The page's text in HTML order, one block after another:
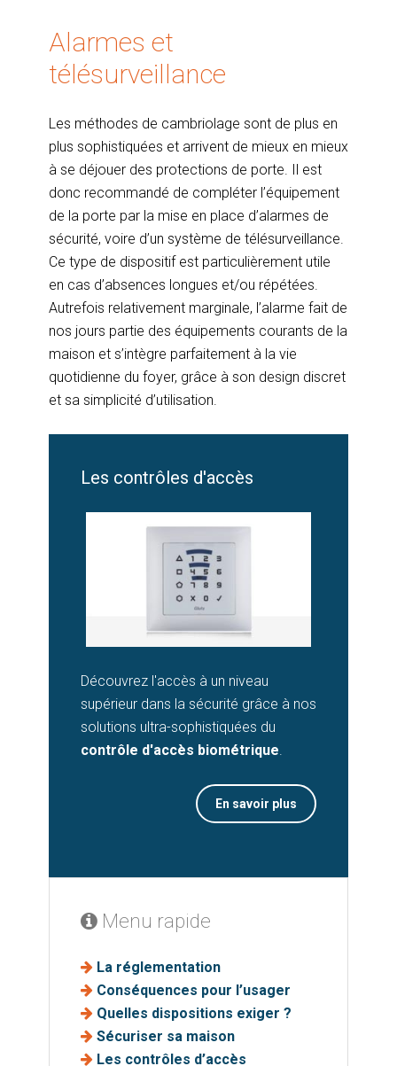
Alarmes et
télésurveillance
Les méthodes de cambriolage sont de plus en
plus sophistiquées et arrivent de mieux en mieux
à se déjouer des protections de porte. Il est
donc recommandé de compléter l’équipement
de la porte par la mise en place d’alarmes de
sécurité, voire d’un système de télésurveillance.
Ce type de dispositif est particulièrement utile
en cas d’absences longues et/ou répétées.
Autrefois relativement marginale, l’alarme fait de
nos jours partie des équipements courants de la
maison et s’intègre parfaitement à la vie
quotidienne du foyer, grâce à son design discret
et sa simplicité d’utilisation.
Les contrôles d'accès
Découvrez l'accès à un niveau
supérieur dans la sécurité grâce à nos
solutions ultra-sophistiquées du
contrôle d'accès biométrique.
Menu rapide
La réglementation
Conséquences pour l’usager
Quelles dispositions exiger ?
Sécuriser sa maison
Les contrôles d’accès